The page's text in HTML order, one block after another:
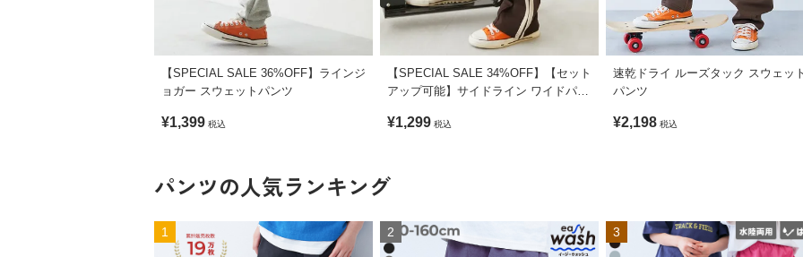
【SPECIAL SALE 36%OFF】ラインジ
ョガー スウェットパンツ
¥1,399 税込
【SPECIAL SALE 34%OFF】【セット
アップ可能】サイドライン ワイドパン
¥1,299 税込
速乾ドライ ルーズタック スウェッ
パンツ
¥2,198 税込
パンツの人気ランキング
1 2 3